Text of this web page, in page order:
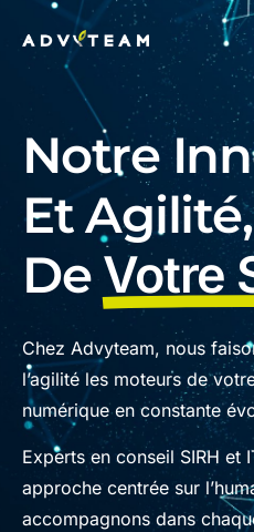
Notre
Et
De Votre
Chez Advyteam, nous
l’agilité les moteurs de
numérique en constante
Experts en conseil SIRH et
approche centrée sur
accompagnons dans